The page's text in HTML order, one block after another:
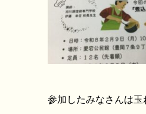
参加したみなさんは